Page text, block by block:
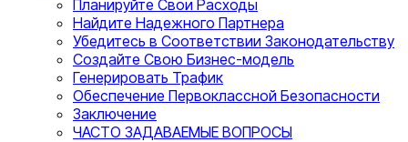
Планируйте Свои Расходы
Найдите Надежного Партнера
Убедитесь в Соответствии Законодательству
Создайте Свою Бизнес-модель
Генерировать Трафик
Обеспечение Первоклассной Безопасности
Заключение
ЧАСТО ЗАДАВАЕМЫЕ ВОПРОСЫ